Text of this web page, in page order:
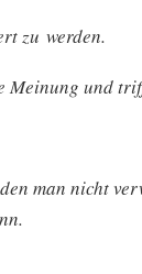
zu werden.
und
man nicht